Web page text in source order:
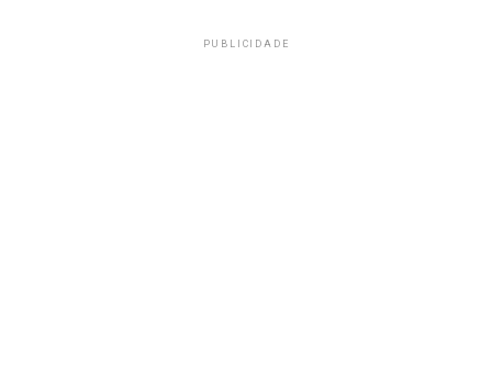
PUBLICIDADE